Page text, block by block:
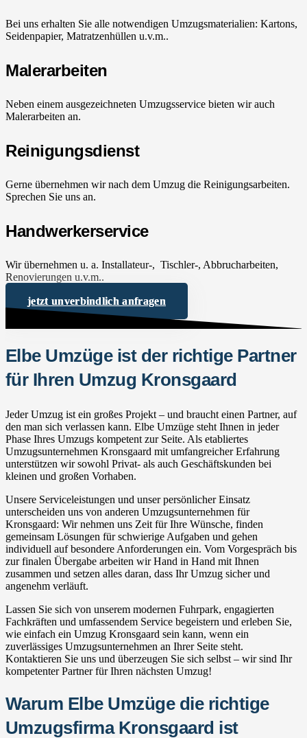
Bei uns erhalten Sie alle notwendigen Umzugsmaterialien: Kartons,
Seidenpapier, Matratzenhüllen u.v.m..
Malerarbeiten
Neben einem ausgezeichneten Umzugsservice bieten wir auch
Malerarbeiten an.
Reinigungsdienst
Gerne übernehmen wir nach dem Umzug die Reinigungsarbeiten.
Sprechen Sie uns an.
Handwerkerservice
Wir übernehmen u. a. Installateur-, Tischler-, Abbrucharbeiten,
Renovierungen u.v.m..
jetzt unverbindlich anfragen
Elbe Umzüge ist der richtige Partner
für Ihren Umzug Kronsgaard
Jeder Umzug ist ein großes Projekt – und braucht einen Partner, auf
den man sich verlassen kann. Elbe Umzüge steht Ihnen in jeder
Phase Ihres Umzugs kompetent zur Seite. Als etabliertes
Umzugsunternehmen Kronsgaard mit umfangreicher Erfahrung
unterstützen wir sowohl Privat- als auch Geschäftskunden bei
kleinen und großen Vorhaben.
Unsere Serviceleistungen und unser persönlicher Einsatz
unterscheiden uns von anderen Umzugsunternehmen für
Kronsgaard: Wir nehmen uns Zeit für Ihre Wünsche, finden
gemeinsam Lösungen für schwierige Aufgaben und gehen
individuell auf besondere Anforderungen ein. Vom Vorgespräch bis
zur finalen Übergabe arbeiten wir Hand in Hand mit Ihnen
zusammen und setzen alles daran, dass Ihr Umzug sicher und
angenehm verläuft.
Lassen Sie sich von unserem modernen Fuhrpark, engagierten
Fachkräften und umfassendem Service begeistern und erleben Sie,
wie einfach ein Umzug Kronsgaard sein kann, wenn ein
zuverlässiges Umzugsunternehmen an Ihrer Seite steht.
Kontaktieren Sie uns und überzeugen Sie sich selbst – wir sind Ihr
kompetenter Partner für Ihren nächsten Umzug!
Warum Elbe Umzüge die richtige
Umzugsfirma Kronsgaard ist